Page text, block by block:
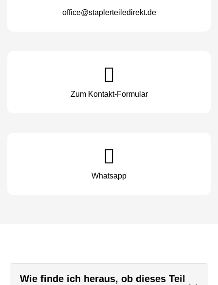
office@staplerteiledirekt.de
Zum Kontakt-Formular
Whatsapp
Wie finde ich heraus, ob dieses Teil